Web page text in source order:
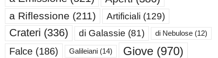
a Riflessione (211) Artificiali (129)
Crateri (336) di Galassie (81) di Nebulose (12)
Falce (186) Galileiani (14) Giove (970)